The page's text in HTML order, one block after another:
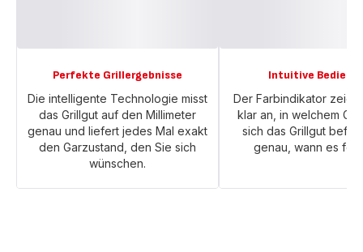
Perfekte Grillergebnisse
Die intelligente Technologie misst
das Grillgut auf den Millimeter
genau und liefert jedes Mal exakt
den Garzustand, den Sie sich
wünschen.
Intuitive
Der Farbindikator zeigt
klar an, in welchem
sich das Grillgut
genau, wann es